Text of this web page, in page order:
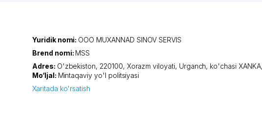
Yuridik nomi: OOO MUXANNAD SINOV SERVIS
Brend nomi: MSS
Adres: O'zbekiston, 220100, Xorazm viloyati, Urganch, ko'chasi XANKA
Mo‘ljal: Mintaqaviy yo'l politsiyasi
Xaritada ko'rsatish